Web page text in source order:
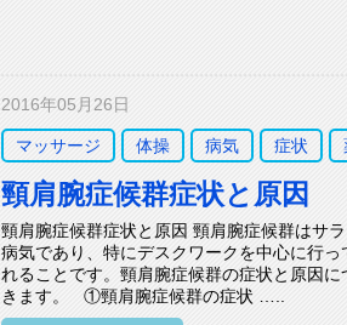
2016年05月26日
マッサージ 体操 病気 症状
頸肩腕症候群症状と原因
頸肩腕症候群症状と原因 頸肩腕症候群はサ
病気であり、特にデスクワークを中心に行っ
れることです。頸肩腕症候群の症状と原因
きます。 ①頸肩腕症候群の症状 …..